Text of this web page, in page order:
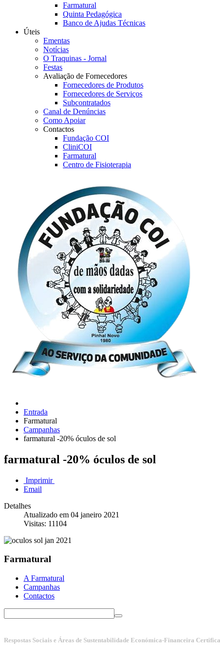
Farmatural
Quinta Pedagógica
Banco de Ajudas Técnicas
Úteis
Ementas
Notícias
O Traquinas - Jornal
Festas
Avaliação de Fornecedores
Fornecedores de Produtos
Fornecedores de Serviços
Subcontratados
Canal de Denúncias
Como Apoiar
Contactos
Fundação COI
CliniCOI
Farmatural
Centro de Fisioterapia
Entrada
Farmatural
Campanhas
farmatural -20% óculos de sol
farmatural -20% óculos de sol
Imprimir
Email
Detalhes
Atualizado em 04 janeiro 2021
Visitas: 11104
Farmatural
A Farmatural
Campanhas
Contactos
Respostas Sociais e Áreas de Sustentabilidade Económica-Financeira